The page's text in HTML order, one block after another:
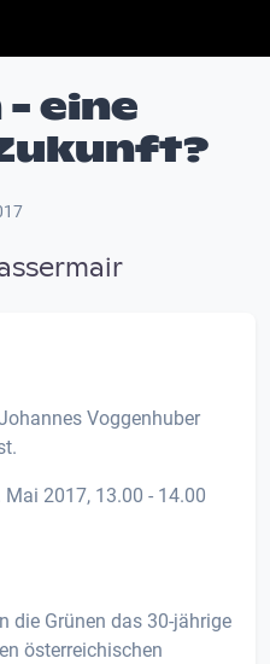
- eine
Voggenhuber
2017, 13.00 - 14.00
die Grünen das 30-jährige
österreichischen